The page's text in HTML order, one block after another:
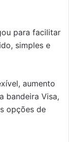
para facilitar
simples e
aumento
bandeira Visa,
opções de